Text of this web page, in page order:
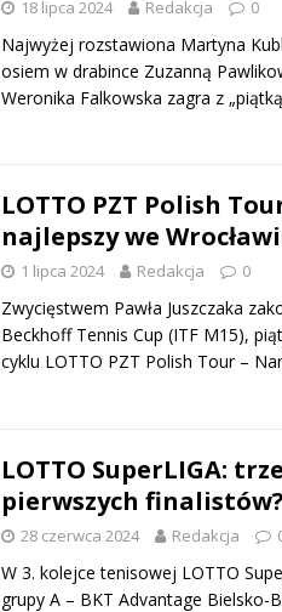
18 lipca 2024 Redakcja 0
Najwyżej rozstawiona Martyna
osiem w drabince Zuzanną
Weronika Falkowska zagra z
LOTTO PZT Polish
najlepszy we
1 lipca 2024 Redakcja 0
Zwycięstwem Pawła Juszczaka
Beckhoff Tennis Cup (ITF M15),
cyklu LOTTO PZT Polish Tour –
LOTTO SuperLIGA:
pierwszych finalistów?
28 czerwca 2024 Redakcja
W 3. kolejce tenisowej LOTTO
grupy A – BKT Advantage Bielsko-